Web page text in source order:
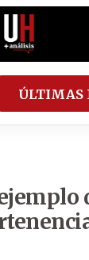
ÚLTIMAS